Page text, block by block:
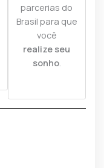
parcerias do
Brasil para que
você
realize seu
sonho.